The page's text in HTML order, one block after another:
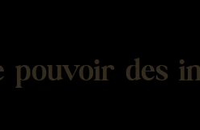
pouvoir des